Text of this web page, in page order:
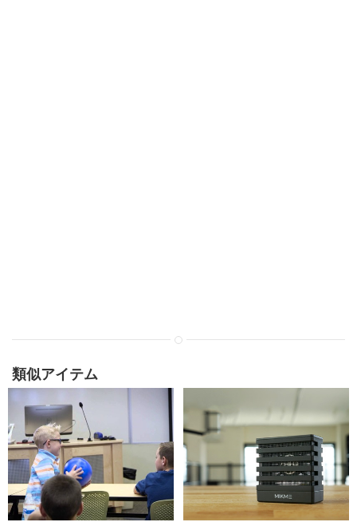
類似アイテム